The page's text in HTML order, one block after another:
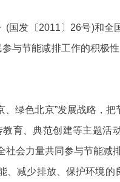
发〔2011〕26号)和全
与节能减排工作的积极
绿色北京”发展战略，把
育、典范创建等主题活
会力量共同参与节能减
减少排放、保护环境的